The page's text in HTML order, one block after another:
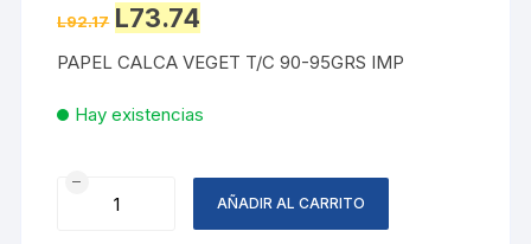
L92.17 Original
price
L92.17.
L73.74price
L73.74.
PAPEL CALCA VEGET T/C 90-95GRS IMP
Hay existencias
PAPEL
CALCA
AÑADIR AL CARRITO